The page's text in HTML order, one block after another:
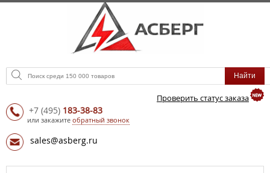
Проверить статус заказа
+7 (495) 183-38-83
или закажите обратный звонок
sales@asberg.ru